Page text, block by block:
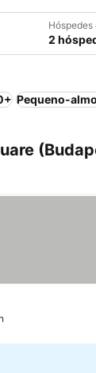
Hóspedes
2
Pequeno-